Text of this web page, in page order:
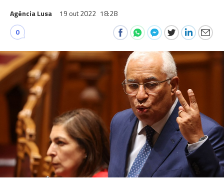
Agência Lusa 19 out 2022 18:28
0